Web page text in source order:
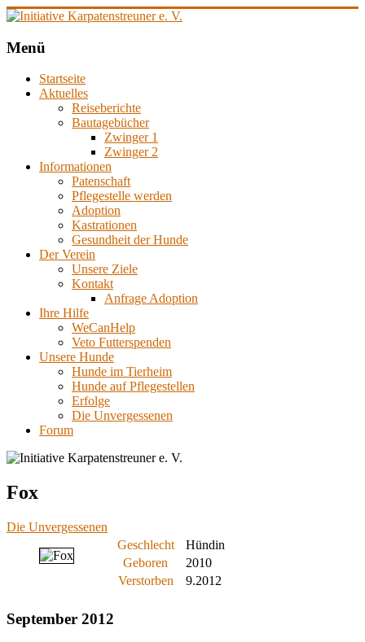
Zum
springen
Initiative
Tierschutz
Menü
Startseite
Aktuelles
Reiseberichte
Bautagebücher
Zwinger 1
Zwinger 2
Informationen
Patenschaft
Pflegestelle werden
Adoption
Kastrationen
Gesundheit der Hunde
Der Verein
Unsere Ziele
Kontakt
Anfrage Adoption
Ihre Hilfe
WeCanHelp
Veto Futterspenden
Unsere Hunde
Hunde im Tierheim
Hunde auf Pflegestellen
Erfolge
Die Unvergessenen
Forum
Fox
Die Unvergessenen
Geschlecht
Hündin
Geboren
2010
Verstorben
9.2012
September 2012